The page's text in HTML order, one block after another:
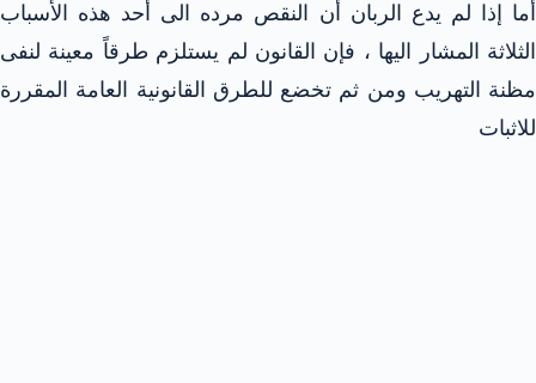
أما إذا لم يدع الربان أن النقص مرده الى أحد هذه الأسباب
الثلاثة المشار اليها ، فإن القانون لم يستلزم طرقاً معينة لنفى
مظنة التهريب ومن ثم تخضع للطرق القانونية العامة المقررة
للاثبات